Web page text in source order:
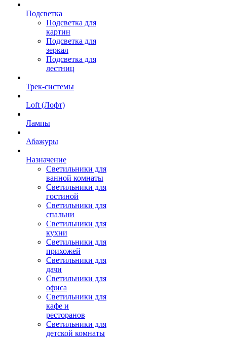
Подсветка
Подсветка для
картин
Подсветка для
зеркал
Подсветка для
лестниц
Трек-системы
Loft (Лофт)
Лампы
Абажуры
Назначение
Светильники для
ванной комнаты
Светильники для
гостиной
Светильники для
спальни
Светильники для
кухни
Светильники для
прихожей
Светильники для
дачи
Светильники для
офиса
Светильники для
кафе и
ресторанов
Светильники для
детской комнаты